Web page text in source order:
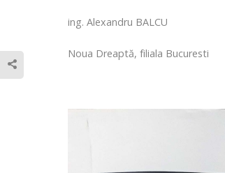
ing. Alexandru BALCU
Noua Dreaptă, filiala Bucuresti